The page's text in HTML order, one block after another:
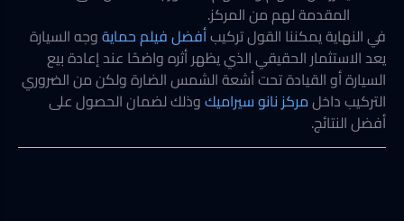
المقدمة لهم من المركز.
في النهاية يمكننا القول تركيبأفضل فيلم حمايةوجه السيارة
يعد الاستثمار الحقيقي الذي يظهر أثره واضحًا عند إعادة بيع
السيارة أو القيادة تحت أشعة الشمس الضارة ولكن من الضروري
التركيب داخلمركز نانو سيراميكوذلك لضمان الحصول على
أفضل النتائج.